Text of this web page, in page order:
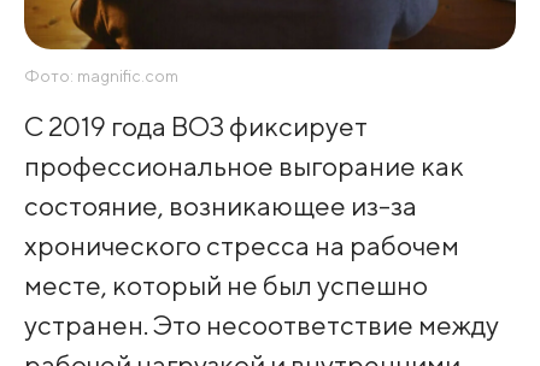
Фото: magnific.com
С 2019 года ВОЗ фиксирует
профессиональное выгорание как
состояние, возникающее из-за
хронического стресса на рабочем
месте, который не был успешно
устранен. Это несоответствие между